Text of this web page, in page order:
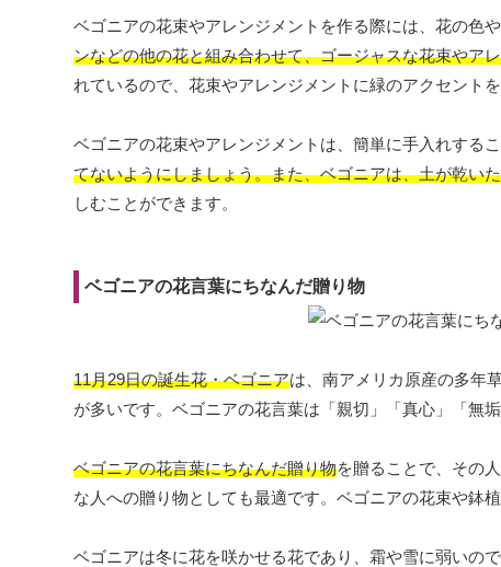
ベゴニアの花束やアレンジメントを作る際には、花の色
ンなどの他の花と組み合わせて、ゴージャスな花束やア
れているので、花束やアレンジメントに緑のアクセント
ベゴニアの花束やアレンジメントは、簡単に手入れするこ
てないようにしましょう。また、ベゴニアは、土が乾い
しむことができます。
ベゴニアの花言葉にちなんだ贈り物
11月29日の誕生花・ベゴニアは、南アメリカ原産の多年
が多いです。ベゴニアの花言葉は「親切」「真心」「無垢
ベゴニアの花言葉にちなんだ贈り物を贈ることで、その
な人への贈り物としても最適です。ベゴニアの花束や鉢
ベゴニアは冬に花を咲かせる花であり、霜や雪に弱いの